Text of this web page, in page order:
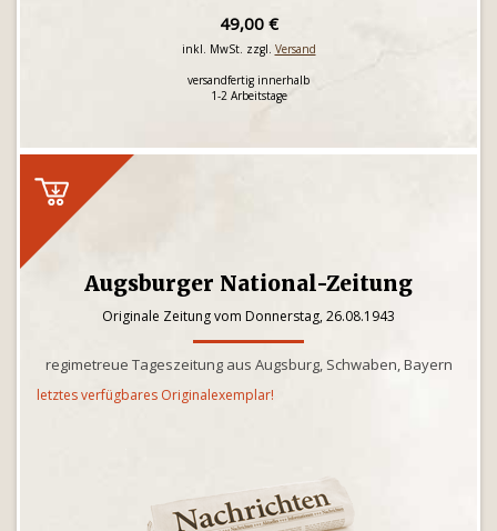
49,00 €
inkl. MwSt. zzgl. Versand
versandfertig innerhalb
1-2 Arbeitstage
Augsburger National-Zeitung
Originale Zeitung vom Donnerstag, 26.08.1943
regimetreue Tageszeitung aus Augsburg, Schwaben, Bayern
letztes verfügbares Originalexemplar!